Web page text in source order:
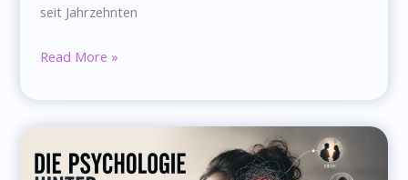
seit Jahrzehnten
Warum
Reife
ist
Read More »